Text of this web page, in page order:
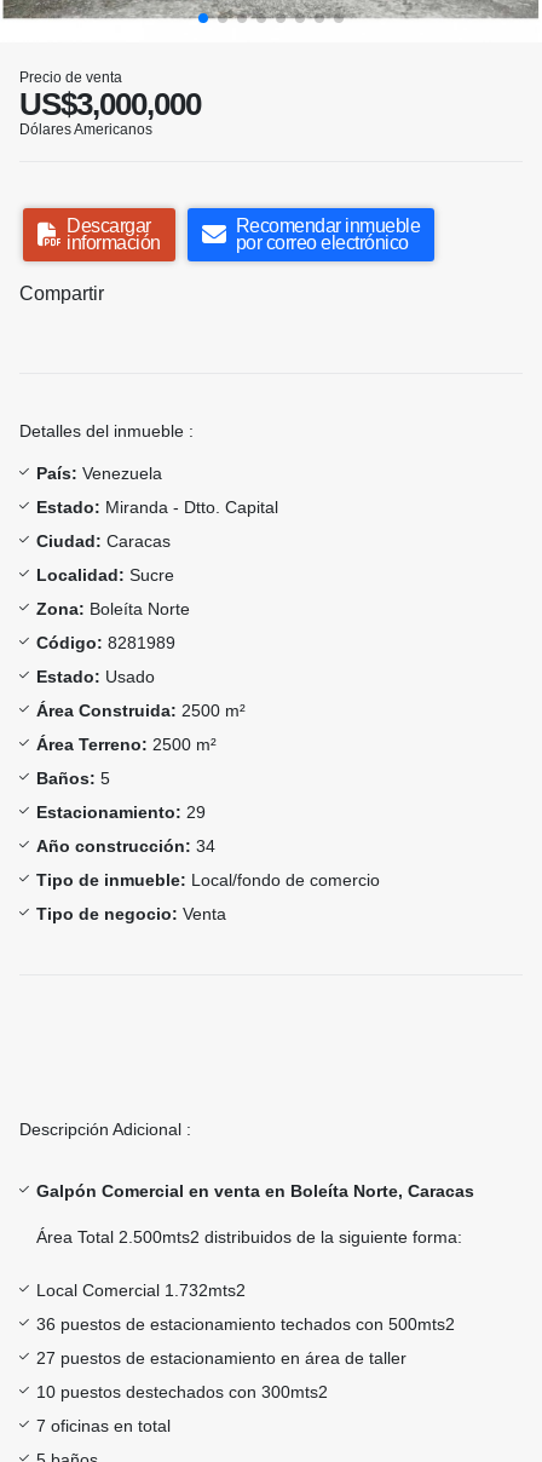
Precio de venta
US$3,000,000
Dólares Americanos
Descargar
información
Recomendar inmueble
por correo electrónico
Compartir
Detalles del inmueble :
País: Venezuela
Estado: Miranda - Dtto. Capital
Ciudad: Caracas
Localidad: Sucre
Zona: Boleíta Norte
Código: 8281989
Estado: Usado
Área Construida: 2500 m²
Área Terreno: 2500 m²
Baños: 5
Estacionamiento: 29
Año construcción: 34
Tipo de inmueble: Local/fondo de comercio
Tipo de negocio: Venta
Descripción Adicional :
Galpón Comercial en venta en Boleíta Norte, Caracas
Área Total 2.500mts2 distribuidos de la siguiente forma:
Local Comercial 1.732mts2
36 puestos de estacionamiento techados con 500mts2
27 puestos de estacionamiento en área de taller
10 puestos destechados con 300mts2
7 oficinas en total